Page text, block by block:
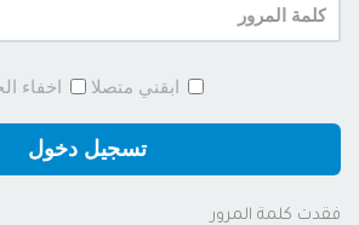
كلمة
المرور:
ابقني متصلا اخفاء
تسجيل دخول
فقدت كلمة المرور